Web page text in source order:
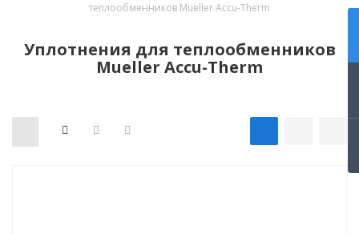
теплообменников Mueller Accu-Therm
Уплотнения для теплообменников
Mueller Accu-Therm